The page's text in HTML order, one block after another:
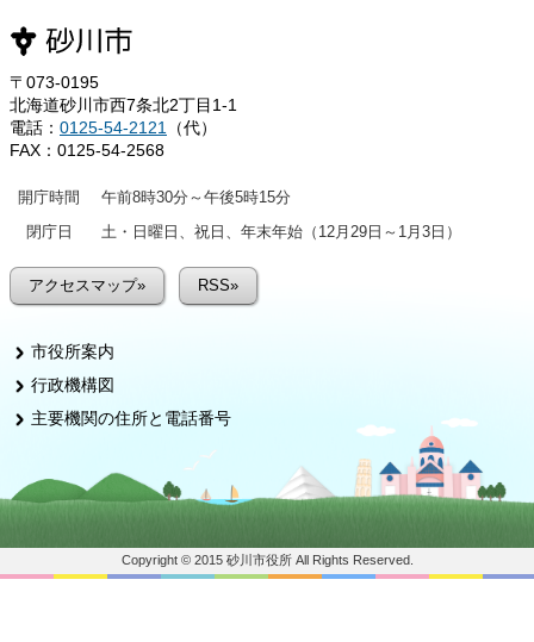
〒073-0195
北海道砂川市西7条北2丁目1-1
電話： 0125-54-2121
（代）
FAX：0125-54-2568
開庁時間
午前8時30分～午後5時15分
閉庁日
土・日曜日、祝日、年末年始（12月29日～1月3日）
アクセスマップ» RSS»
市役所案内
行政機構図
主要機関の住所と電話番号
Copyright © 2015 砂川市役所 All Rights Reserved.